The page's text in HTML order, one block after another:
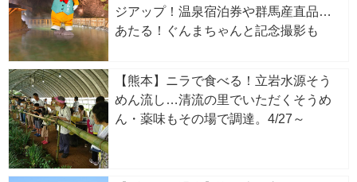
ジアップ！温泉宿泊券や群馬産直品が
あたる！ぐんまちゃんと記念撮影も
【熊本】ニラで食べる！立岩水源そう
めん流し…清流の里でいただくそうめ
ん・薬味もその場で調達。4/27～